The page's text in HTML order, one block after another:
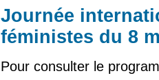
Journée
féministes du 8
Pour consulter le